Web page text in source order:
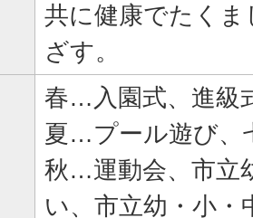
共に健康でたく
ざす。
春…入園式、進級
夏…プール遊び、
秋…運動会、市立
い、市立幼・小・